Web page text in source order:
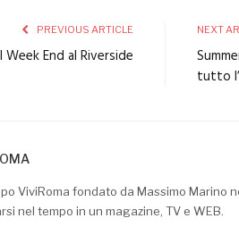
PREVIOUS ARTICLE
Week End al Riverside
NEXT
tutto
ViviRoma fondato da Massimo Marino
nel tempo in un magazine, TV e WEB.